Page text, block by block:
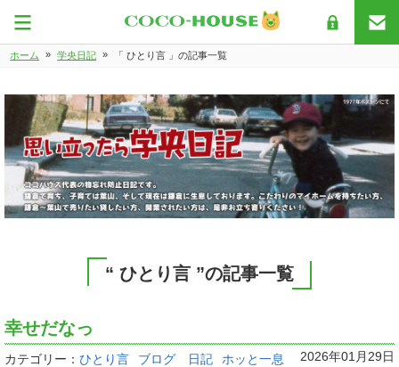
ホーム » 学央日記 » 「 ひとり言 」の記事一覧
“ ひとり言 ”の記事一覧
幸せだなっ
カテゴリー： ひとり言 ブログ 日記 ホッと一息 2026年01月29日